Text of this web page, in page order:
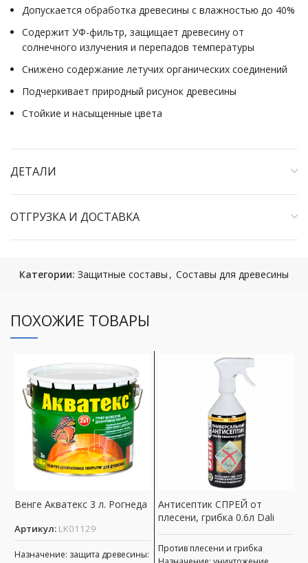
Допускается обработка древесины с влажностью до 40%
Содержит УФ-фильтр, защищает древесину от
солнечного излучения и перепадов температуры
Снижено содержание летучих органических соединений
Подчеркивает природный рисунок древесины
Стойкие и насыщенные цвета
ДЕТАЛИ
ОТГРУЗКА И ДОСТАВКА
Категории: Защитные составы , Составы для древесины
ПОХОЖИЕ ТОВАРЫ
Венге Акватекс 3 л. Рогнеда
Артикул: LK01129
Назначение: защита древесины:
Антисептик СПРЕЙ от
плесени, грибка 0.6л Dali
Против плесени и грибка